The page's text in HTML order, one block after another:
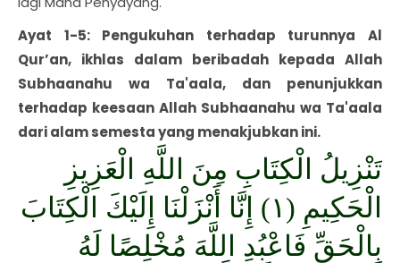
Ayat 1-5: Pengukuhan terhadap turunnya Al
Qur’an, ikhlas dalam beribadah kepada Allah
Subhaanahu wa Ta'aala, dan penunjukkan
terhadap keesaan Allah Subhaanahu wa Ta'aala
dari alam semesta yang menakjubkan ini.
تَنْزِيلُ الْكِتَابِ مِنَ اللَّهِ الْعَزِيزِ
الْحَكِيمِ (١) إِنَّا أَنْزَلْنَا إِلَيْكَ الْكِتَابَ
بِالْحَقِّ فَاعْبُدِ اللَّهَ مُخْلِصًا لَهُ